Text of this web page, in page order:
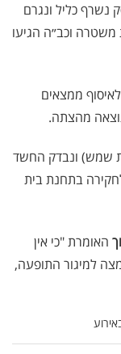
כליל ונגרם
משטרה וכב״ה הגיעו
ממצאים
מהצתה.
חשוד (15, תושב בית שמש) ונבדק החשד
בתחנת בית
האומרת "כי אין
למיגור התופעה,